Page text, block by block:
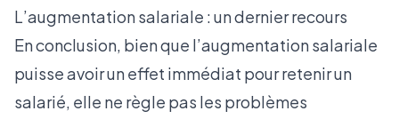
L’augmentation salariale : un dernier recours
En conclusion, bien que l’augmentation salariale
puisse avoir un effet immédiat pour retenir un
salarié, elle ne règle pas les problèmes